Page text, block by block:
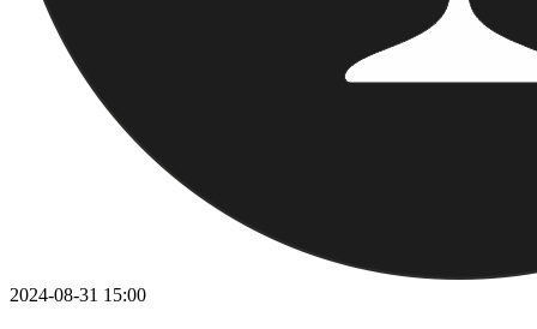
2024-08-31 15:00